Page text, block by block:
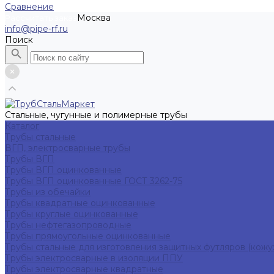
Сравнение
Москва
info@pipe-rf.ru
Поиск
Стальные, чугунные и полимерные трубы
Каталог
Трубы стальные
ВГП, электросварные трубы
Трубы ВГП
Трубы ВГП оцинкованные
Трубы ВГП оцинкованные ГОСТ 3262-75
Трубы из обечайки
Трубы квадратные оцинкованные
Трубы круглые оцинкованные
Трубы нефтегазопроводные
Трубы прямоугольные оцинкованные
Трубы стальные для изготовления защитных футляров
Трубы электросварные в изоляции ППУ
Трубы электросварные квадратные